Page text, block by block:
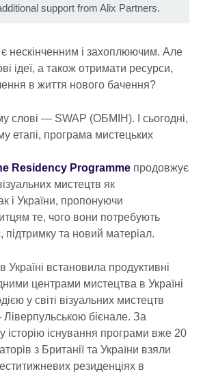
support from Alix Partners.
нескінченним і захоплюючим. Але
ідеї, а також отримати ресурси,
в життя нового бачення?
слові — SWAP (ОБМІН). І сьогодні,
етапі, програма мистецьких
Residency Programme продовжує
мистецтв як
і України, пропонуючи
те, чого вони потребують
та новий матеріал.
Україні встановила продуктивні
центрами мистецтва в Україні
у світі візуальних мистецтв
Ліверпульською бієнале. За
історію існування програми вже 20
з Британії та України взяли
резиденціях в